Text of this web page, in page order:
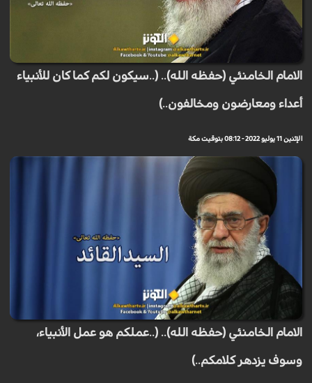
الامام الخامنئي (حفظه الله).. (..سيكون لكم كما كان للأنبياء
أعداء ومعارضون ومخالفون..)
الإثنين 11 يوليو 2022 - 08:12 بتوقيت مكة
الامام الخامنئي (حفظه الله).. (..عملكم هو عمل الأنبياء،
وسوف يزدهر كلامكم..)